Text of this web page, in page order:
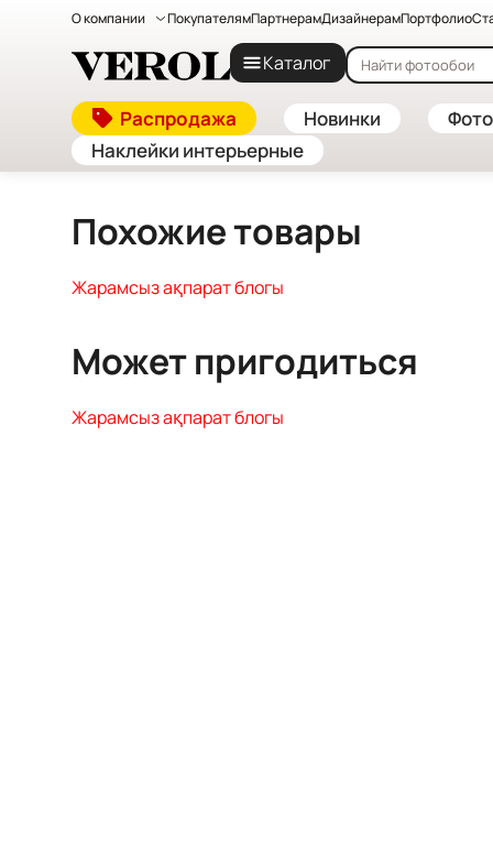
О компании ПокупателямПартнерамДизайнерамПортфолио
Каталог
Распродажа Новинки
Наклейки интерьерные
Главная—Каталог
Жарамсыз ақпарат блогы
Похожие товары
Жарамсыз ақпарат блогы
Может пригодиться
Жарамсыз ақпарат блогы